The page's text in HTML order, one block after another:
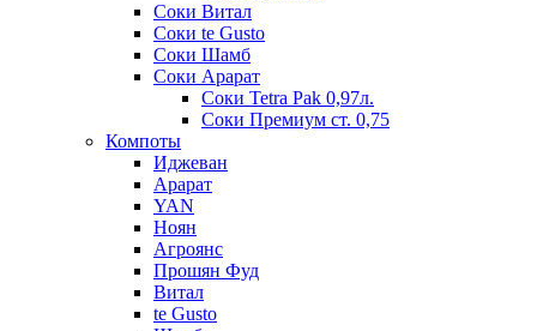
Соки Витал
Соки te Gusto
Соки Шамб
Соки Арарат
Соки Tetra Pak 0,97л.
Соки Премиум ст. 0,75
Компоты
Иджеван
Арарат
YAN
Ноян
Агроянс
Прошян Фуд
Витал
te Gusto